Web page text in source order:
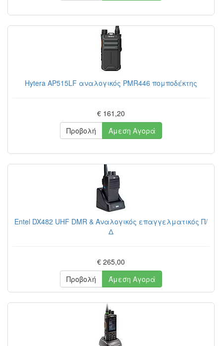
Hytera AP515LF αναλογικός PMR446 πομποδέκτης
€ 161,20
Προβολή
Άμεση Αγορά
Entel DX482 UHF DMR & Αναλογικός επαγγελματικός Π/
Δ
€ 265,00
Προβολή
Άμεση Αγορά